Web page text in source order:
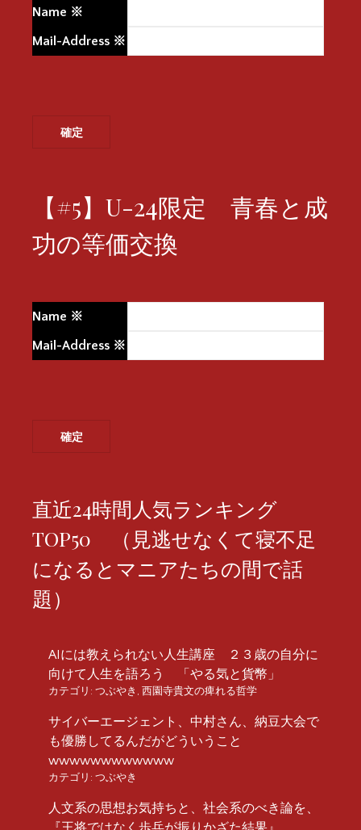
Name ※
Mail-Address ※
【#5】U-24限定 青春と成
功の等価交換
Name ※
Mail-Address ※
直近24時間人気ランキング
TOP50 （見逃せなくて寝不足
になるとマニアたちの間で話
題）
AIには教えられない人生講座 ２３歳の自分に
向けて人生を語ろう 「やる気と貨幣」
カテゴリ: つぶやき , 西園寺貴文の痺れる哲学
サイバーエージェント、中村さん、納豆大会で
も優勝してるんだがどういうこと
wwwwwwwwwwww
カテゴリ: つぶやき
人文系の思想お気持ちと、社会系のべき論を、